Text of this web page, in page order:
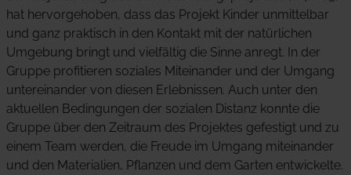
hat hervorgehoben, dass das Projekt Kinder unmittelbar
und ganz praktisch in den Kontakt mit der natürlichen
Umgebung bringt und vielfältig die Sinne anregt. In der
Gruppe profitieren soziales Miteinander und der Umgang
untereinander von diesen Erlebnissen. Auch unter den
aktuellen Bedingungen der sozialen Distanz konnte die
Gruppe über den Zeitraum des Projektes gefestigt und zu
einem Team werden, die Freude im Umgang miteinander
und den Materialien, Pflanzen und dem Garten entwickelte.